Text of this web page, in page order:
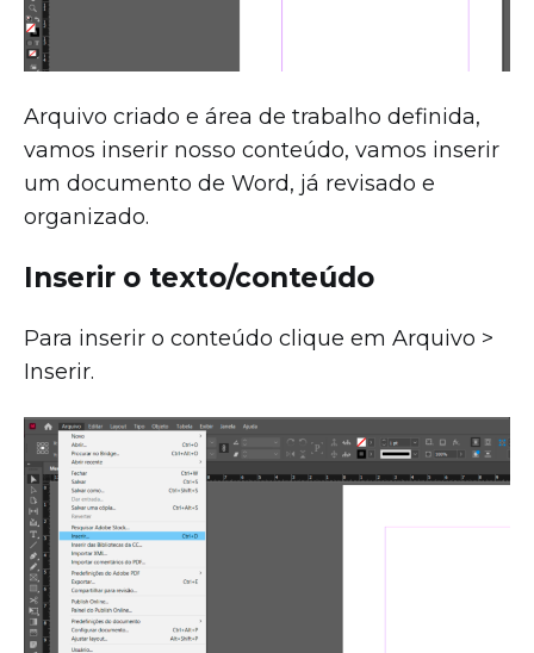
Arquivo criado e área de trabalho definida,
vamos inserir nosso conteúdo, vamos inserir
um documento de Word, já revisado e
organizado.
Inserir o texto/conteúdo
Para inserir o conteúdo clique em Arquivo >
Inserir.